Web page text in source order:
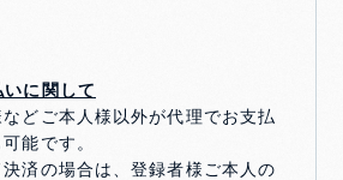
に関して
どご本人様以外が代理でお支払
能です。
済の場合は、登録者様ご本人の